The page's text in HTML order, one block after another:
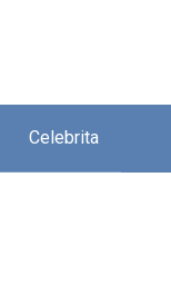
Celebrita